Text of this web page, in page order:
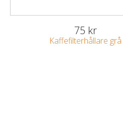
75 kr
Kaffefilterhållare grå